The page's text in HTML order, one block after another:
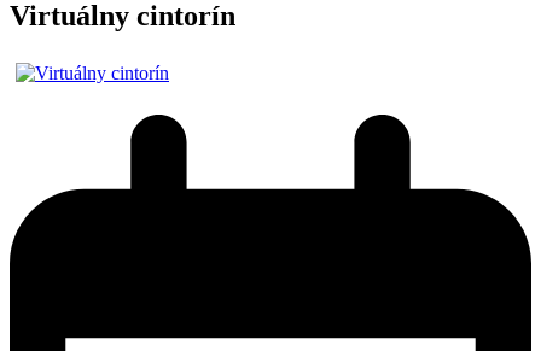
Virtuálny cintorín